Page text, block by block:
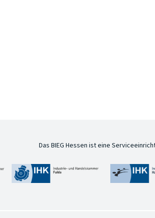
Das BIEG Hessen ist eine